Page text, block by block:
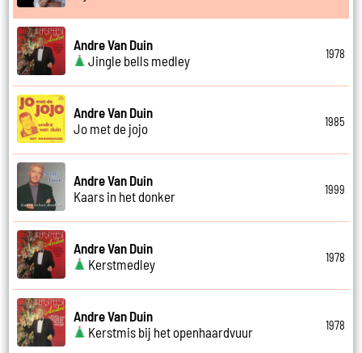
Andre Van Duin
Jingle bells medley
1978
Andre Van Duin
Jo met de jojo
1985
Andre Van Duin
Kaars in het donker
1999
Andre Van Duin
Kerstmedley
1978
Andre Van Duin
Kerstmis bij het openhaardvuur
1978